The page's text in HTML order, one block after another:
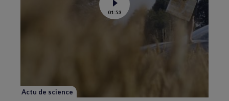
Voir
la
vidéo
01:53
Actu de science